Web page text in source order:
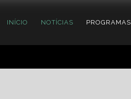
INÍCIO NOTÍCIAS PROGRAMAS